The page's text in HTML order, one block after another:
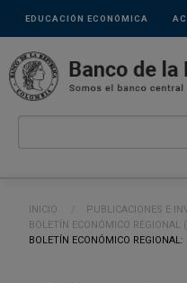
Pasar al contenido principal
Links
secundarios
EDUCACIÓN ECONÓMICA
Ruta de
INICIO
PUBLICACIONES E
BOLETÍN ECONÓMICO REGIONAL
CURRENT:
BOLETÍN ECONÓMICO REGIONAL: